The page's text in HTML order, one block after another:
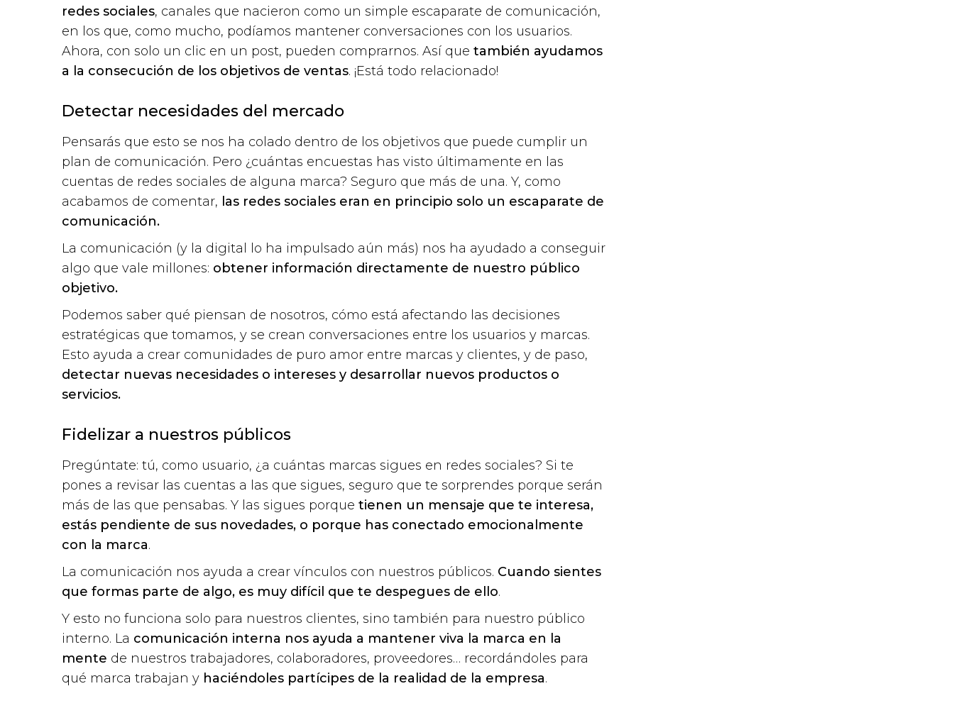
redes sociales, canales que nacieron como un simple escaparate de comunicación,
en los que, como mucho, podíamos mantener conversaciones con los usuarios.
Ahora, con solo un clic en un post, pueden comprarnos. Así que también ayudamos
a la consecución de los objetivos de ventas. ¡Está todo relacionado!
Detectar necesidades del mercado
Pensarás que esto se nos ha colado dentro de los objetivos que puede cumplir un
plan de comunicación. Pero ¿cuántas encuestas has visto últimamente en las
cuentas de redes sociales de alguna marca? Seguro que más de una. Y, como
acabamos de comentar, las redes sociales eran en principio solo un escaparate de
comunicación.
La comunicación (y la digital lo ha impulsado aún más) nos ha ayudado a conseguir
algo que vale millones: obtener información directamente de nuestro público
objetivo.
Podemos saber qué piensan de nosotros, cómo está afectando las decisiones
estratégicas que tomamos, y se crean conversaciones entre los usuarios y marcas.
Esto ayuda a crear comunidades de puro amor entre marcas y clientes, y de paso,
detectar nuevas necesidades o intereses y desarrollar nuevos productos o
servicios.
Fidelizar a nuestros públicos
Pregúntate: tú, como usuario, ¿a cuántas marcas sigues en redes sociales? Si te
pones a revisar las cuentas a las que sigues, seguro que te sorprendes porque serán
más de las que pensabas. Y las sigues porque tienen un mensaje que te interesa,
estás pendiente de sus novedades, o porque has conectado emocionalmente
con la marca.
La comunicación nos ayuda a crear vínculos con nuestros públicos. Cuando sientes
que formas parte de algo, es muy difícil que te despegues de ello.
Y esto no funciona solo para nuestros clientes, sino también para nuestro público
interno. La comunicación interna nos ayuda a mantener viva la marca en la
mente de nuestros trabajadores, colaboradores, proveedores… recordándoles para
qué marca trabajan y haciéndoles partícipes de la realidad de la empresa.